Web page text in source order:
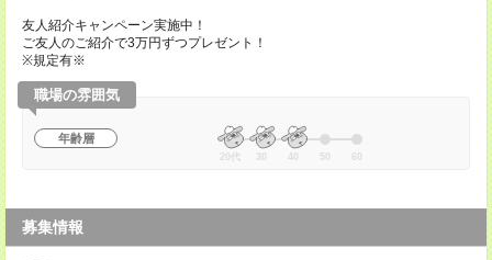
友人紹介キャンペーン実施中！
ご友人のご紹介で3万円ずつプレゼント！
※規定有※
職場の雰囲気
年齢層
20代 30 40 50 60
募集情報